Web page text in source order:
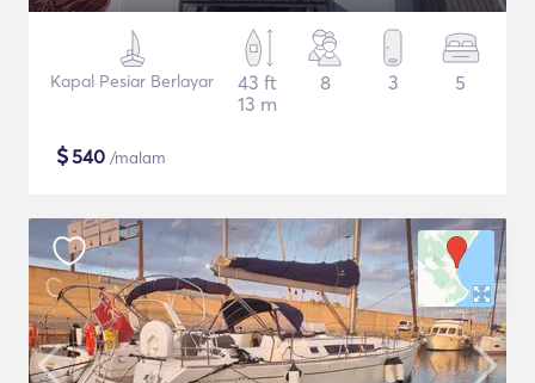
Kapal Pesiar Berlayar
43 ft
13 m
8 3 5
$540 /malam